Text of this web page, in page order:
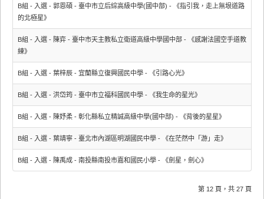
B組 - 入選 - 郭恩碩 - 臺中市立后綜高級中學(國中部) - 《指引我，走上無垠道路
的北極星》
B組 - 入選 - 陳弈 - 臺中市天主教私立衛道高級中學國中部 - 《感謝法國空手道教
練》
B組 - 入選 - 葉梓辰 - 宜蘭縣立復興國民中學 - 《引路心光》
B組 - 入選 - 洪岱筠 - 臺中市立福科國民中學 - 《我生命的星光》
B組 - 入選 - 陳妤柔 - 彰化縣私立精誠高級中學(國中部) - 《背後的星星》
B組 - 入選 - 葉靖寧 - 臺北市內湖區明湖國民中學 - 《在茫然中「游」走》
B組 - 入選 - 陳禹成 - 南投縣南投市嘉和國民小學 - 《劍星，劍心》
第 12 頁，共 27 頁